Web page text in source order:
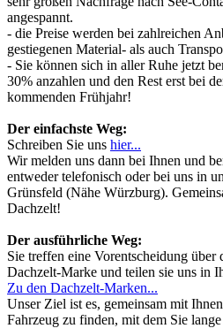
angespannt.
- die Preise werden bei zahlreichen
gestiegenen Material- als auch
- Sie können sich in aller Ruhe jetzt
30% anzahlen und den Rest erst bei
kommenden Frühjahr!
Der einfachste Weg:
Schreiben Sie uns hier...
Wir melden uns dann bei Ihnen und
entweder telefonisch oder bei uns in
Grünsfeld (Nähe Würzburg).
Dachzelt!
Der ausführliche Weg:
Sie treffen eine Vorentscheidung
Dachzelt-Marke und teilen sie uns in
Zu den Dachzelt-Marken...
Unser Ziel ist es, gemeinsam mit
Fahrzeug zu finden, mit dem Sie